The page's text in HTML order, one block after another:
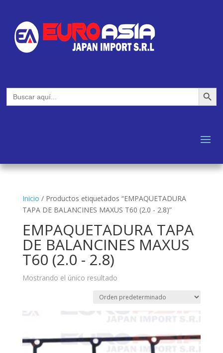
Buscar: Botón de
Inicio / Productos etiquetados “EMPAQUETADURA
TAPA DE BALANCINES MAXUS T60 (2.0 - 2.8)”
EMPAQUETADURA TAPA
DE BALANCINES MAXUS
T60 (2.0 - 2.8)
Mostrando el único resultado